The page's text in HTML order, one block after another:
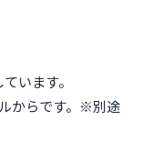
います。
からです。※別途